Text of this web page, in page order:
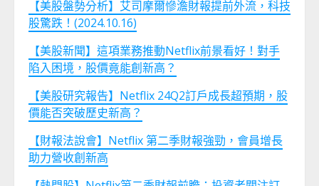
【美股盤勢分析】艾司摩爾慘澹財報提前外流，科技
股驚跌！(2024.10.16)
【美股新聞】這項業務推動Netflix前景看好！對手
陷入困境，股價竟能創新高？
【美股研究報告】Netflix 24Q2訂戶成長超預期，股
價能否突破歷史新高？
【財報法說會】Netflix 第二季財報強勁，會員增長
助力營收創新高